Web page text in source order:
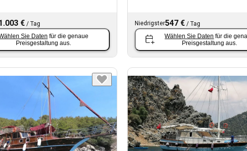
€ / Tag
Sie Daten für die genaue
Preisgestaltung aus.
Niedrigster547 €/ Tag
Wählen Sie Daten für die
Preisgestaltung aus.